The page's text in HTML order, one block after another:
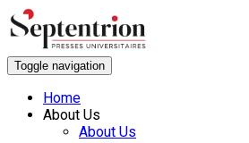
Toggle navigation
Home
About Us
About Us